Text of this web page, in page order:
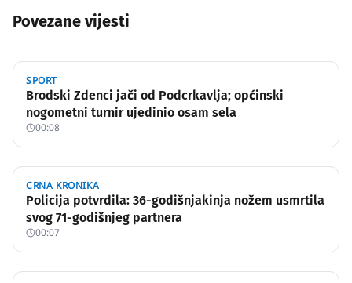
Povezane vijesti
SPORT
Brodski Zdenci jači od Podcrkavlja; općinski
nogometni turnir ujedinio osam sela
00:08
CRNA KRONIKA
Policija potvrdila: 36-godišnjakinja nožem usmrtila
svog 71-godišnjeg partnera
00:07